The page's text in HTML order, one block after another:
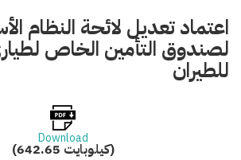
اعتماد تعديل لائحة النظام
لصندوق التأمين الخاص
للطيران
Download
(642.65 كيلوبايت)